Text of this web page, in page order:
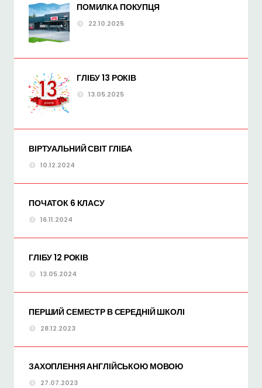
ПОМИЛКА ПОКУПЦЯ
22.10.2025
ГЛІБУ 13 РОКІВ
13.05.2025
ВІРТУАЛЬНИЙ СВІТ ГЛІБА
10.12.2024
ПОЧАТОК 6 КЛАСУ
16.11.2024
ГЛІБУ 12 РОКІВ
13.05.2024
ПЕРШИЙ СЕМЕСТР В СЕРЕДНІЙ ШКОЛІ
28.12.2023
ЗАХОПЛЕННЯ АНГЛІЙСЬКОЮ МОВОЮ
27.07.2023